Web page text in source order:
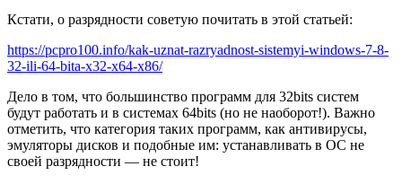
Кстати, о разрядности советую почитать в этой статьей:
https://pcpro100.info/kak-uznat-razryadnost-sistemyi-windows-7-8-
32-ili-64-bita-x32-x64-x86/
Дело в том, что большинство программ для 32bits систем
будут работать и в системах 64bits (но не наоборот!). Важно
отметить, что категория таких программ, как антивирусы,
эмуляторы дисков и подобные им: устанавливать в ОС не
своей разрядности — не стоит!